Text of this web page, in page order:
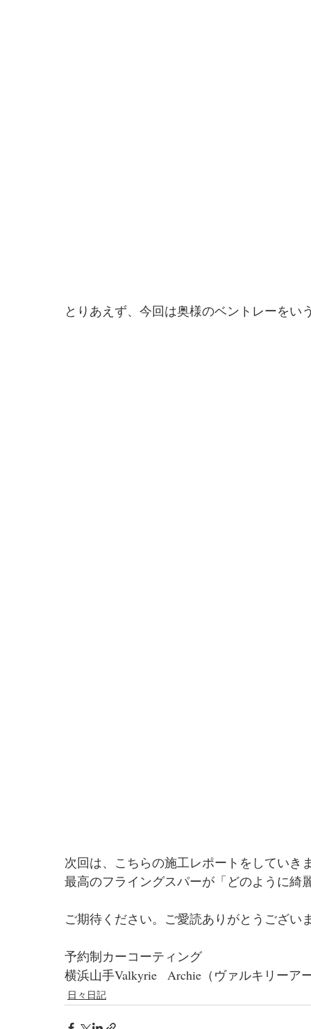
とりあえず、今回は奥様のベントレーを
次回は、こちらの施工レポートをしていき
最高のフライングスパーが「どのように綺
ご期待ください。ご愛読ありがとうござい
予約制カーコーティング
横浜山手Valkyrie   Archie（ヴァルキリーア
日々日記